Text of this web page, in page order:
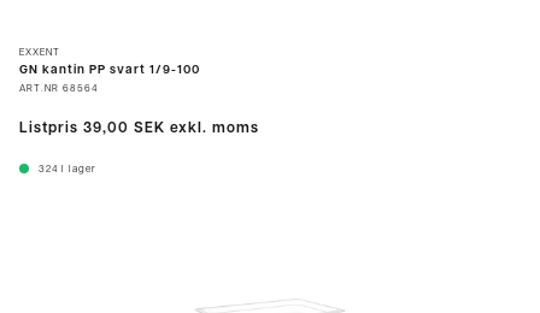
EXXENT
GN kantin PP svart 1/9-100
ART.NR 68564
Listpris 39,00 SEK exkl. moms
324 I lager